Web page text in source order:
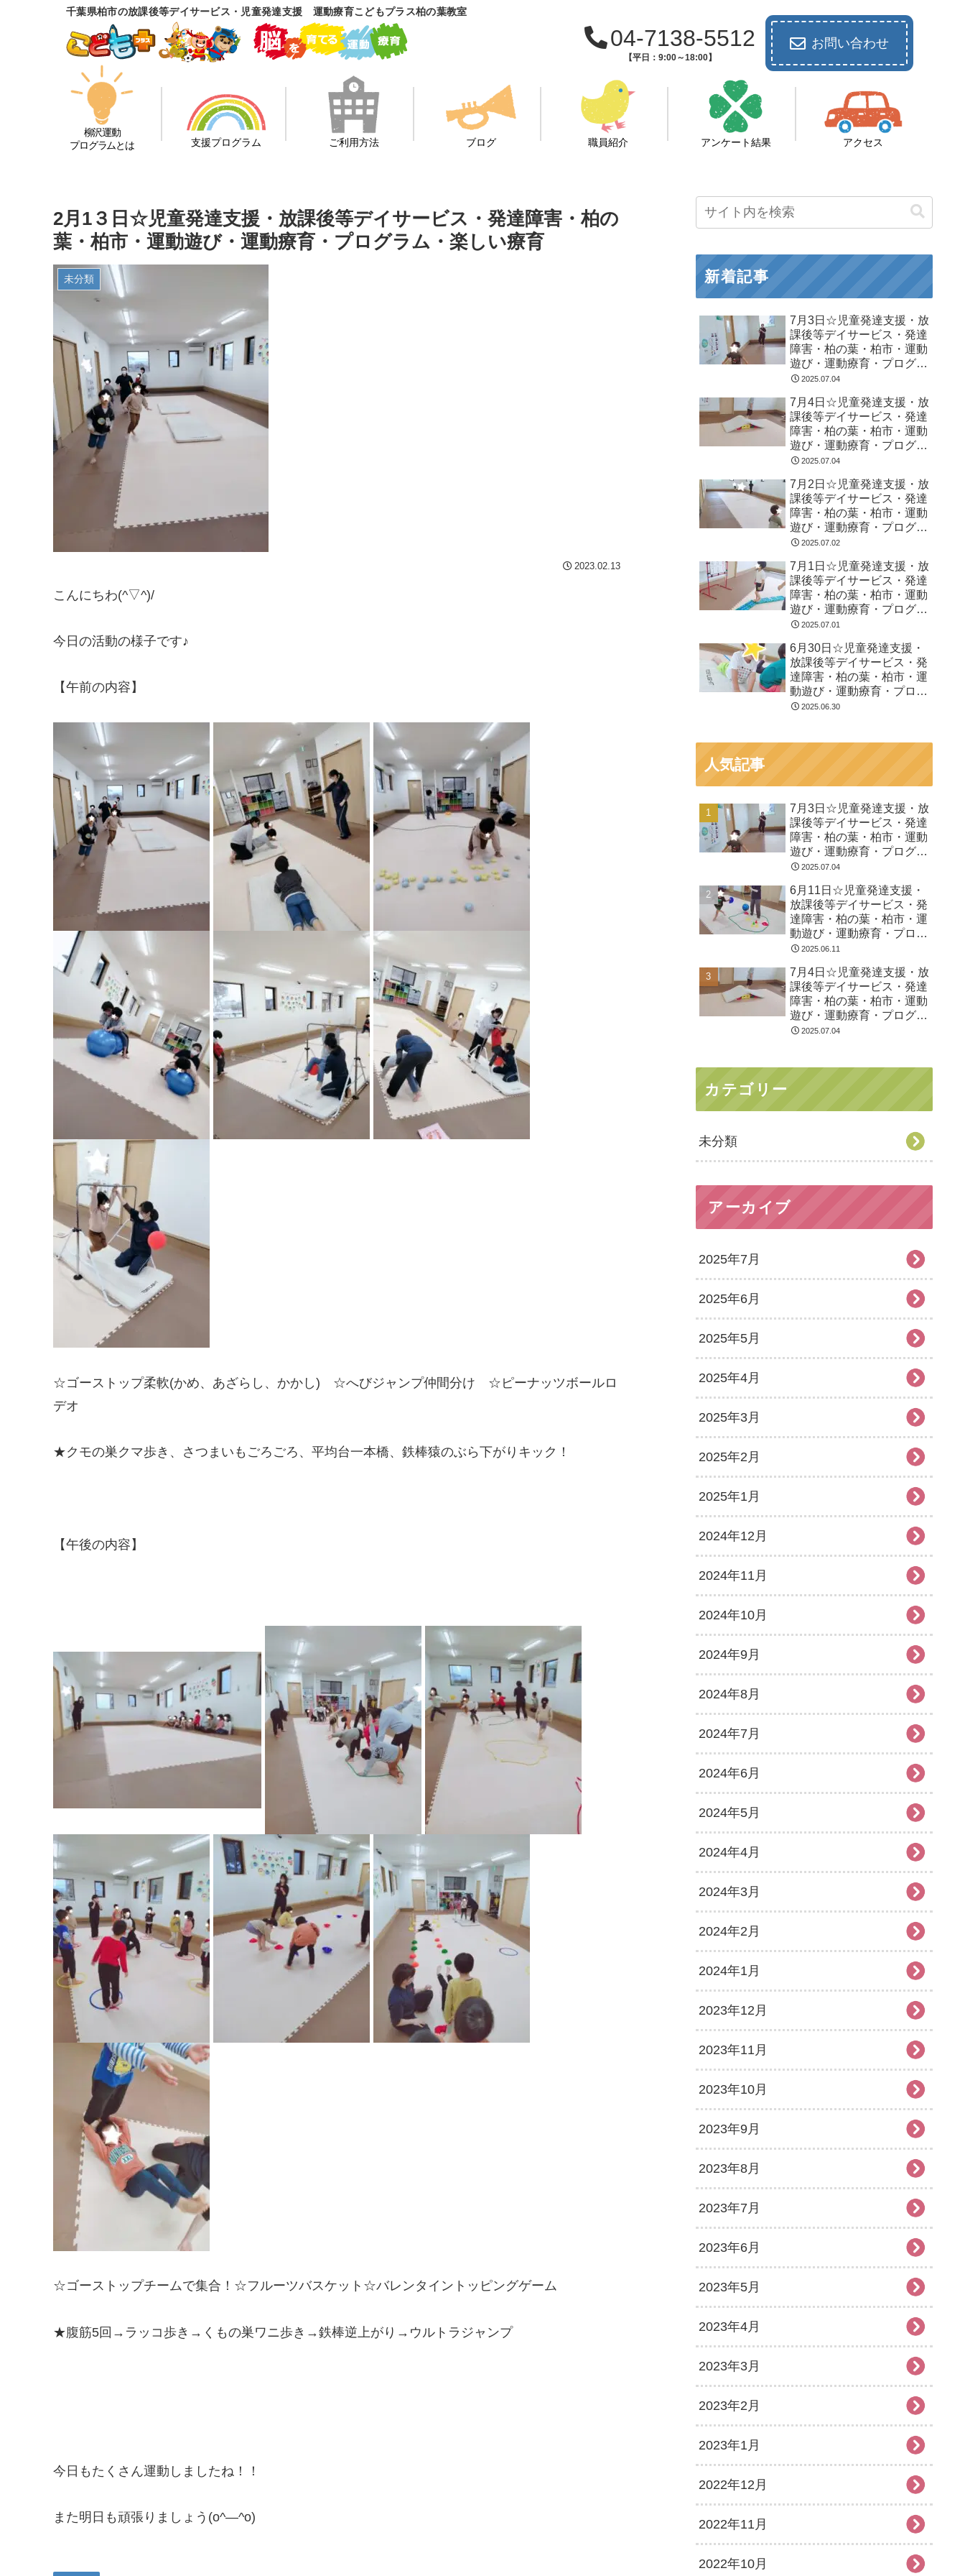
千葉県柏市の放課後等デイサービス・児童発達支援 運動療育こどもプラス柏の葉教室
04-7138-5512
【平日：9:00～18:00】
お問い合わせ
柳沢運動
プログラムとは
支援プログラム ご利用方法 ブログ 職員紹介 アンケート結果 アクセス
2月1３日☆児童発達支援・放課後等デイサービス・発達障害・柏の
葉・柏市・運動遊び・運動療育・プログラム・楽しい療育
未分類
2023.02.13
こんにちわ(^▽^)/
今日の活動の様子です♪
【午前の内容】
☆ゴーストップ柔軟(かめ、あざらし、かかし) ☆へびジャンプ仲間分け ☆ピーナッツボールロ
デオ
★クモの巣クマ歩き、さつまいもごろごろ、平均台一本橋、鉄棒猿のぶら下がりキック！
【午後の内容】
☆ゴーストップチームで集合！☆フルーツバスケット☆バレンタイントッピングゲーム
★腹筋5回→ラッコ歩き→くもの巣ワニ歩き→鉄棒逆上がり→ウルトラジャンプ
今日もたくさん運動しましたね！！
また明日も頑張りましょう(o^―^o)
新着記事
7月3日☆児童発達支援・放
課後等デイサービス・発達
障害・柏の葉・柏市・運動
遊び・運動療育・プログラ
ム・楽しい療育
2025.07.04
7月4日☆児童発達支援・放
課後等デイサービス・発達
障害・柏の葉・柏市・運動
遊び・運動療育・プログラ
ム・楽しい療育
2025.07.04
7月2日☆児童発達支援・放
課後等デイサービス・発達
障害・柏の葉・柏市・運動
遊び・運動療育・プログラ
ム・楽しい療育
2025.07.02
7月1日☆児童発達支援・放
課後等デイサービス・発達
障害・柏の葉・柏市・運動
遊び・運動療育・プログラ
ム・楽しい療育
2025.07.01
6月30日☆児童発達支援・
放課後等デイサービス・発
達障害・柏の葉・柏市・運
動遊び・運動療育・プログ
ラム・楽しい療育
2025.06.30
人気記事
7月3日☆児童発達支援・放
課後等デイサービス・発達
障害・柏の葉・柏市・運動
遊び・運動療育・プログラ
ム・楽しい療育
2025.07.04
6月11日☆児童発達支援・
放課後等デイサービス・発
達障害・柏の葉・柏市・運
動遊び・運動療育・プログ
ラム・楽しい療育
2025.06.11
7月4日☆児童発達支援・放
課後等デイサービス・発達
障害・柏の葉・柏市・運動
遊び・運動療育・プログラ
ム・楽しい療育
2025.07.04
カテゴリー
未分類
アーカイブ
2025年7月
2025年6月
2025年5月
2025年4月
2025年3月
2025年2月
2025年1月
2024年12月
2024年11月
2024年10月
2024年9月
2024年8月
2024年7月
2024年6月
2024年5月
2024年4月
2024年3月
2024年2月
2024年1月
2023年12月
2023年11月
2023年10月
2023年9月
2023年8月
2023年7月
2023年6月
2023年5月
2023年4月
2023年3月
2023年2月
2023年1月
2022年12月
2022年11月
2022年10月